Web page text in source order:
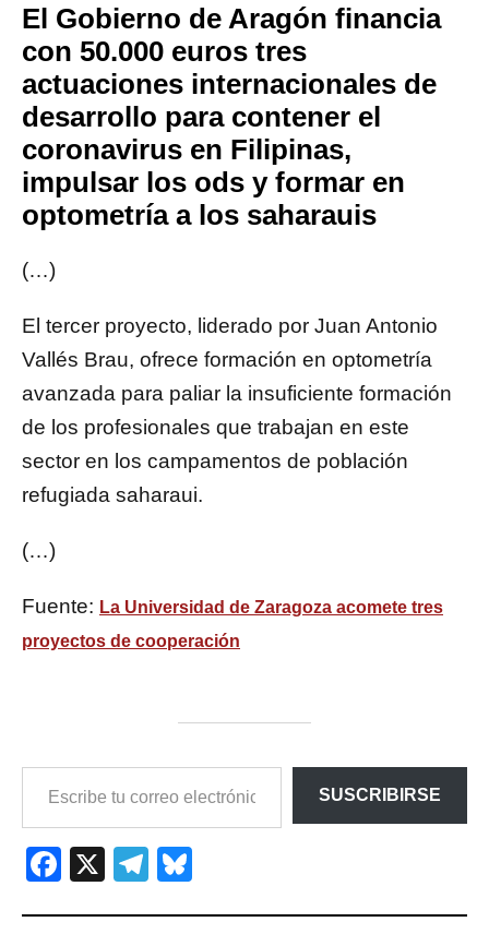
El Gobierno de Aragón financia
con 50.000 euros tres
actuaciones internacionales de
desarrollo para contener el
coronavirus en Filipinas,
impulsar los ods y formar en
optometría a los saharauis
(…)
El tercer proyecto, liderado por Juan Antonio
Vallés Brau, ofrece formación en optometría
avanzada para paliar la insuficiente formación
de los profesionales que trabajan en este
sector en los campamentos de población
refugiada saharaui.
(…)
Fuente: La Universidad de Zaragoza acomete tres
proyectos de cooperación
SUSCRIBIRSE
Facebook
X Telegram